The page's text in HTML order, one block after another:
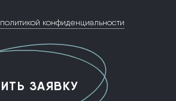
политикой конфиденциальности